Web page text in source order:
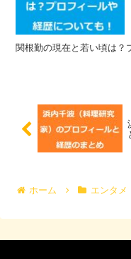
関根勤の現在と若い頃は？
ホーム エンタメ